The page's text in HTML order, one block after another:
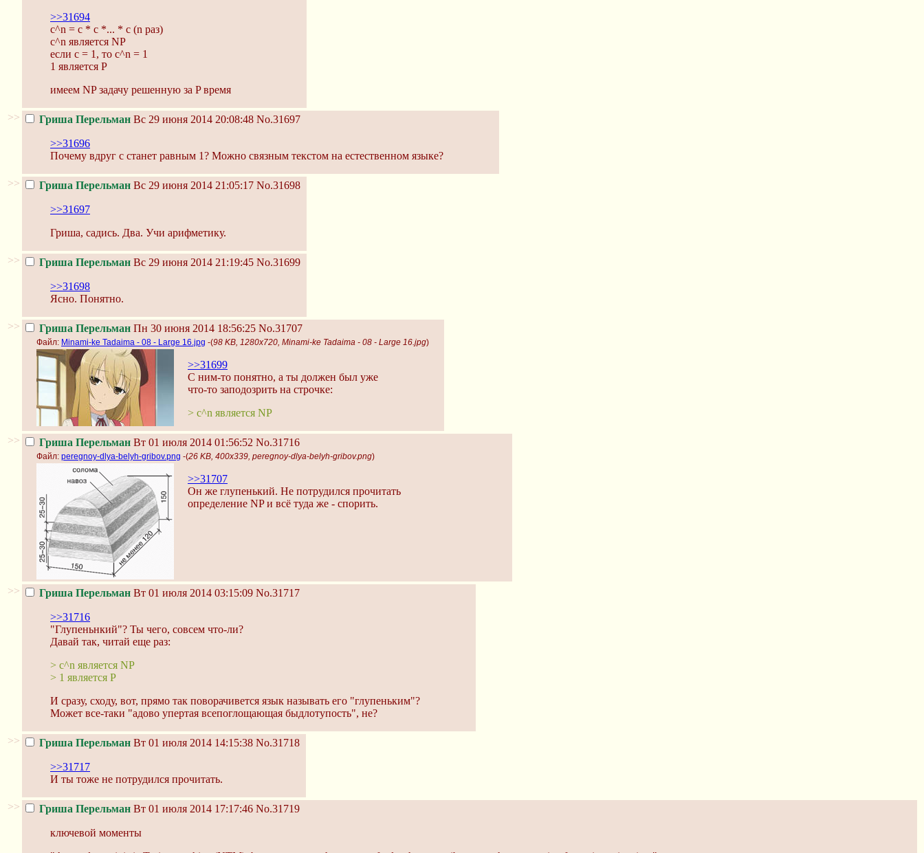
>>31694
c^n = с * c *... * c (n раз)
c^n является NP
если с = 1, то c^n = 1
1 является P
имеем NP задачу решенную за P время
>> Гриша Перельман Вс 29 июня 2014 20:08:48 No.31697
>>31696
Почему вдруг c станет равным 1? Можно связным текстом на естественном языке?
>> Гриша Перельман Вс 29 июня 2014 21:05:17 No.31698
>>31697
Гриша, садись. Два. Учи арифметику.
>> Гриша Перельман Вс 29 июня 2014 21:19:45 No.31699
>>31698
Ясно. Понятно.
>> Гриша Перельман Пн 30 июня 2014 18:56:25 No.31707
Файл: Minami-ke Tadaima - 08 - Large 16.jpg -(98 KB, 1280x720, Minami-ke Tadaima - 08 - Large 16.jpg)
>>31699
С ним-то понятно, а ты должен был уже
что-то заподозрить на строчке:
> c^n является NP
>> Гриша Перельман Вт 01 июля 2014 01:56:52 No.31716
Файл: peregnoy-dlya-belyh-gribov.png -(26 KB, 400x339, peregnoy-dlya-belyh-gribov.png)
>>31707
Он же глупенький. Не потрудился прочитать
определение NP и всё туда же - спорить.
>> Гриша Перельман Вт 01 июля 2014 03:15:09 No.31717
>>31716
"Глупеньнкий"? Ты чего, совсем что-ли?
Давай так, читай еще раз:
> c^n является NP
> 1 является P
И сразу, сходу, вот, прямо так поворачивется язык называть его "глупеньким"?
Может все-таки "адово упертая всепоглощающая быдлотупость", не?
>> Гриша Перельман Вт 01 июля 2014 14:15:38 No.31718
>>31717
И ты тоже не потрудился прочитать.
>> Гриша Перельман Вт 01 июля 2014 17:17:46 No.31719
ключевой моменты